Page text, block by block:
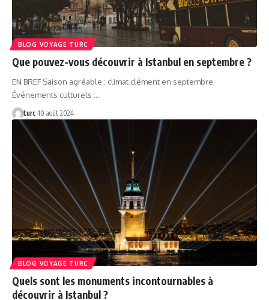
BLOG VOYAGE TURC
Que pouvez-vous découvrir à Istanbul en septembre ?
EN BREF Saison agréable : climat clément en septembre.
Événements culturels :…
turc 10 août 2024
BLOG VOYAGE TURC
Quels sont les monuments incontournables à
découvrir à Istanbul ?